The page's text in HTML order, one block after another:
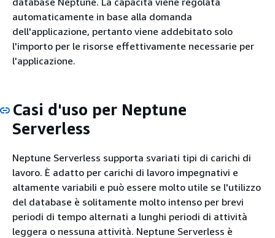
automaticamente in base alla domanda
dell'applicazione, pertanto viene addebitato solo
l'importo per le risorse effettivamente necessarie per
l'applicazione.
Casi d'uso per Neptune
Serverless
Neptune Serverless supporta svariati tipi di carichi di
lavoro. È adatto per carichi di lavoro impegnativi e
altamente variabili e può essere molto utile se l'utilizzo
del database è solitamente molto intenso per brevi
periodi di tempo alternati a lunghi periodi di attività
leggera o nessuna attività. Neptune Serverless è